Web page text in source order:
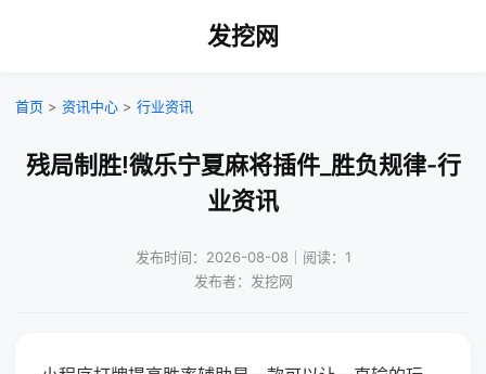
发挖网
首页 > 资讯中心 > 行业资讯
残局制胜!微乐宁夏麻将插件_胜负规律-行
业资讯
发布时间：2026-08-08｜阅读：1
发布者：发挖网